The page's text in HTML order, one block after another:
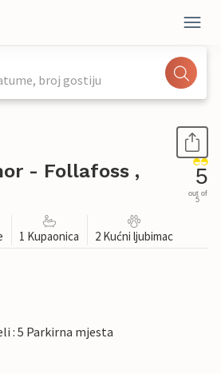
broj gostiju
- Follafoss ,
5
out of
5
1 Kupaonica 2 Kućni ljubimac
: 5 Parkirna mjesta